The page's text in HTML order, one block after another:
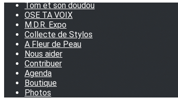
Tom et son doudou
OSE TA VOIX
M.D.R. Expo
Collecte de Stylos
A Fleur de Peau
Nous aider
Contribuer
Agenda
Boutique
Photos